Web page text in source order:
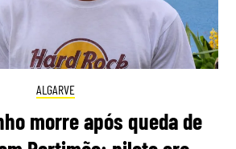
ALGARVE
morre após queda de